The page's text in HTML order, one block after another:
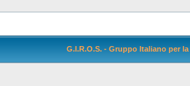
G.I.R.O.S. - Gruppo Italiano per